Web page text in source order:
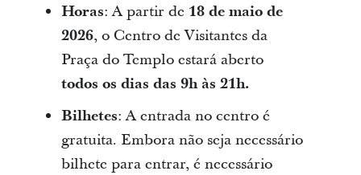
Horas: A partir de 18 de maio de
2026, o Centro de Visitantes da
Praça do Templo estará aberto
todos os dias das 9h às 21h.
Bilhetes: A entrada no centro é
gratuita. Embora não seja necessário
bilhete para entrar, é necessário